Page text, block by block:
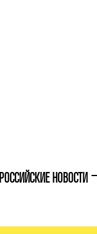
РОССИЙСКИЕ НОВОСТИ